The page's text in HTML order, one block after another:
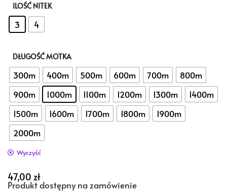
ILOŚĆ NITEK
3 4
DŁUGOŚĆ MOTKA
300m 400m 500m 600m 700m
800m
900m
1000m 1100m 1200m 1300m
1400m
1500m
1600m 1700m 1800m
1900m
2000m
Wyczyść
47,00 zł
Produkt dostępny na zamówienie